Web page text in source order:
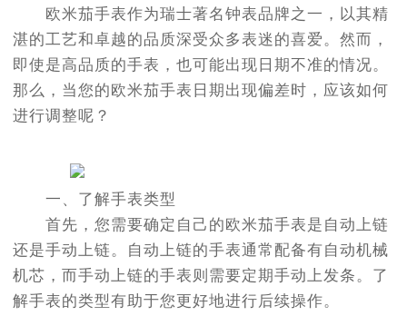
欧米茄手表作为瑞士著名钟表品牌之一，以其精
湛的工艺和卓越的品质深受众多表迷的喜爱。然而，
即使是高品质的手表，也可能出现日期不准的情况。
那么，当您的欧米茄手表日期出现偏差时，应该如何
进行调整呢？
一、了解手表类型
首先，您需要确定自己的欧米茄手表是自动上链
还是手动上链。自动上链的手表通常配备有自动机械
机芯，而手动上链的手表则需要定期手动上发条。了
解手表的类型有助于您更好地进行后续操作。